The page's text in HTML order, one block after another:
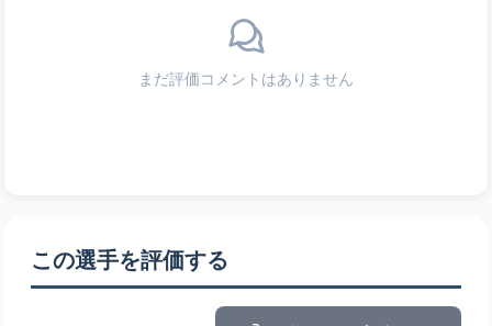
まだ評価コメントはありません
この選手を評価する